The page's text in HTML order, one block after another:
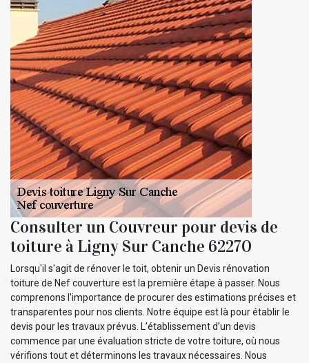
Consulter un Couvreur pour devis de
toiture à Ligny Sur Canche 62270
Lorsqu'il s'agit de rénover le toit, obtenir un Devis rénovation
toiture de Nef couverture est la première étape à passer. Nous
comprenons l'importance de procurer des estimations précises et
transparentes pour nos clients. Notre équipe est là pour établir le
devis pour les travaux prévus. L’établissement d’un devis
commence par une évaluation stricte de votre toiture, où nous
vérifions tout et déterminons les travaux nécessaires. Nous